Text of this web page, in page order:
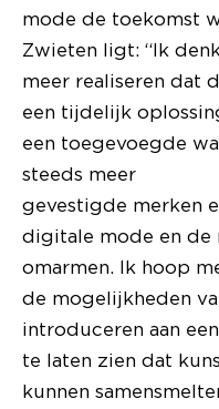
mode de toekomst
Zwieten ligt: “Ik
meer realiseren dat
een tijdelijk
een toegevoegde
steeds meer
gevestigde merken
digitale mode en de
omarmen. Ik hoop
de mogelijkheden
introduceren aan
te laten zien dat
kunnen